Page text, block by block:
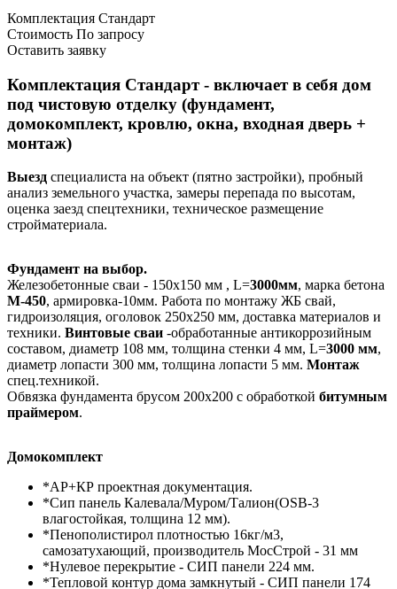
Комплектация Стандарт
Стоимость По запросу
Оставить заявку
Комплектация Стандарт - включает в себя дом
под чистовую отделку (фундамент,
домокомплект, кровлю, окна, входная дверь +
монтаж)
Выезд специалиста на объект (пятно застройки), пробный
анализ земельного участка, замеры перепада по высотам,
оценка заезд спецтехники, техническое размещение
стройматериала.
Фундамент на выбор.
Железобетонные сваи - 150х150 мм , L=3000мм, марка бетона
М-450, армировка-10мм. Работа по монтажу ЖБ свай,
гидроизоляция, оголовок 250х250 мм, доставка материалов и
техники. Винтовые сваи -обработанные антикоррозийным
составом, диаметр 108 мм, толщина стенки 4 мм, L=3000 мм,
диаметр лопасти 300 мм, толщина лопасти 5 мм. Монтаж
спец.техникой.
Обвязка фундамента брусом 200х200 с обработкой битумным
праймером.
Домокомплект
*АР+КР проектная документация.
*Сип панель Калевала/Муром/Талион(OSB-3
влагостойкая, толщина 12 мм).
*Пенополистирол плотностью 16кг/м3,
самозатухающий, производитель МосСтрой - 31 мм
*Нулевое перекрытие - СИП панели 224 мм.
*Тепловой контур дома замкнутый - СИП панели 174